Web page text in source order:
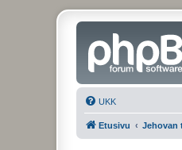
UKK
Etusivu Jehovan